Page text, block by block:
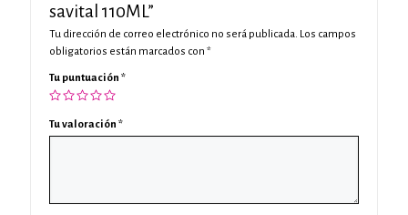
savital 110ML”
Tu dirección de correo electrónico no será publicada. Los campos
obligatorios están marcados con *
Tu puntuación *
Tu valoración *